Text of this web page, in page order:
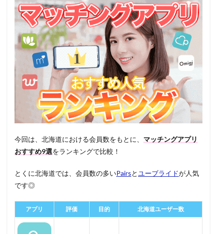
今回は、北海道における会員数をもとに、 マッチングアプリ
おすすめ9選をランキングで比較！
とくに北海道では、会員数の多いPairsと ユーブライドが人気
です◎
アプリ 評価 目的 北海道ユーザー数